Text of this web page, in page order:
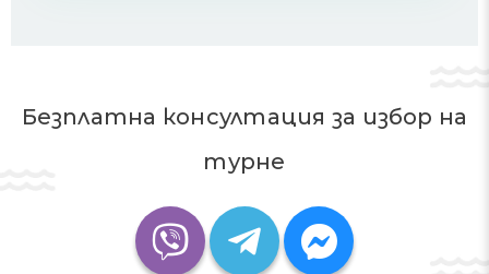
Безплатна консултация за избор на
турне